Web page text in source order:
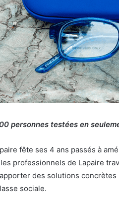
personnes testées en
fête ses 4 ans passés à
professionnels de Lapaire
des solutions
sociale.